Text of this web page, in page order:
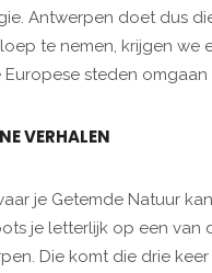
Antwerpen doet dus
te nemen, krijgen
Europese steden
VERHALEN
je Getemde Natuur
je letterlijk op een
Die komt die drie